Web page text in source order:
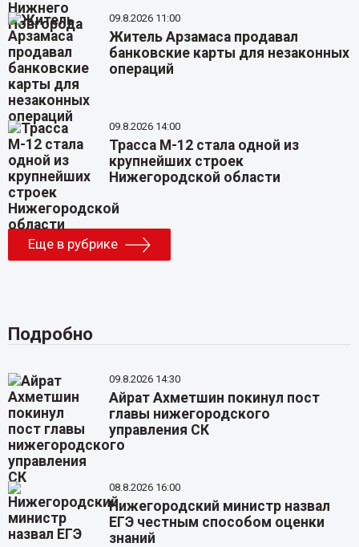
09.8.2026 11:00
Житель Арзамаса продавал
банковские карты для незаконных
операций
09.8.2026 14:00
Трасса М-12 стала одной из
крупнейших строек
Нижегородской области
Еще в рубрике
Подробно
09.8.2026 14:30
Айрат Ахметшин покинул пост
главы нижегородского
управления СК
08.8.2026 16:00
Нижегородский министр назвал
ЕГЭ честным способом оценки
знаний